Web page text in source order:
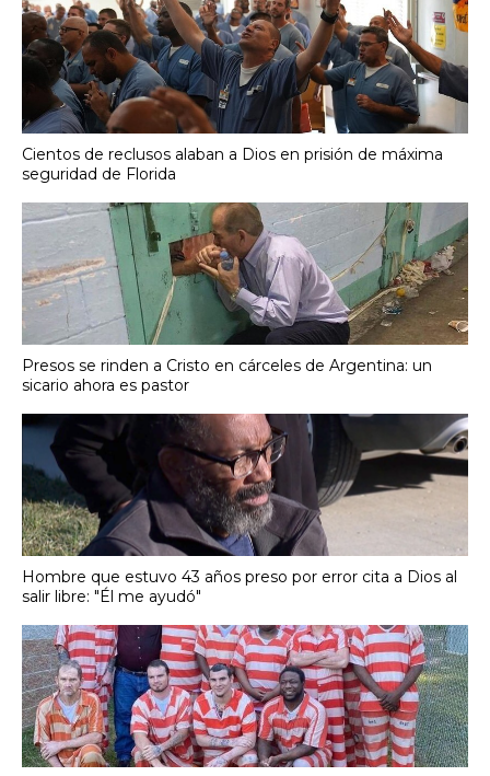
Cientos de reclusos alaban a Dios en prisión de máxima
seguridad de Florida
Presos se rinden a Cristo en cárceles de Argentina: un
sicario ahora es pastor
Hombre que estuvo 43 años preso por error cita a Dios al
salir libre: "Él me ayudó"